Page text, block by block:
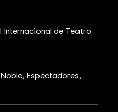
Internacional de Teatro
Espectadores